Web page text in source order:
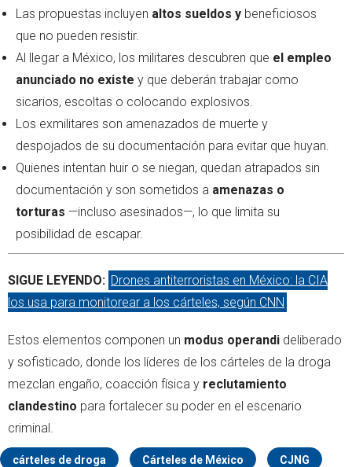
Las propuestas incluyen altos sueldos y beneficiosos
que no pueden resistir.
Al llegar a México, los militares descubren que el empleo
anunciado no existe y que deberán trabajar como
sicarios, escoltas o colocando explosivos.
Los exmilitares son amenazados de muerte y
despojados de su documentación para evitar que huyan.
Quienes intentan huir o se niegan, quedan atrapados sin
documentación y son sometidos a amenazas o
torturas —incluso asesinados—, lo que limita su
posibilidad de escapar.
SIGUE LEYENDO: Drones antiterroristas en México: la CIA
los usa para monitorear a los cárteles, según CNN
Estos elementos componen un modus operandi deliberado
y sofisticado, donde los líderes de los cárteles de la droga
mezclan engaño, coacción física y reclutamiento
clandestino para fortalecer su poder en el escenario
criminal.
cárteles de droga Cárteles de México CJNG